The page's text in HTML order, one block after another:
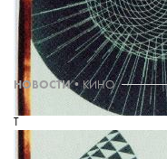
ДОБАВИТЬ
The Blueprint
НОВОСТИ•КИНО
T